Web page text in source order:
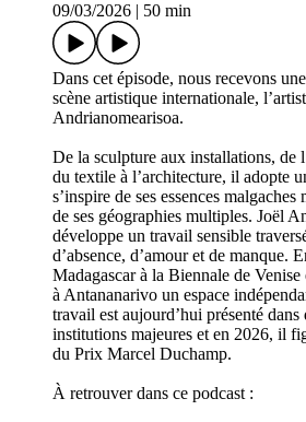
09/03/2026
50 min
Dans cet épisode, nous recevons
scène artistique internationale,
Andrianomearisoa.
De la sculpture aux installations, de
du textile à l’architecture, il adopte
s’inspire de ses essences
de ses géographies multiples. Joël
développe un travail sensible
d’absence, d’amour et de manque.
Madagascar à la Biennale de
à Antananarivo un espace
travail est aujourd’hui présenté dans
institutions majeures et en 2026, il
du Prix Marcel Duchamp.
À retrouver dans ce podcast :